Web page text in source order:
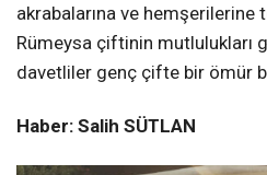
akrabalarına ve hemşerilerine
Rümeysa çiftinin mutlulukları
davetliler genç çifte bir ömür
Haber: Salih SÜTLAN